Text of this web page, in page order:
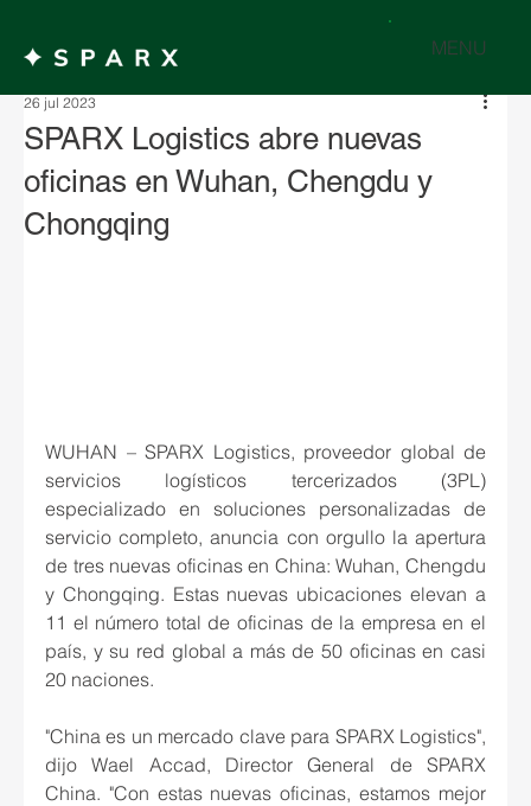
MENU
SPARX Logistics abre nuevas
oficinas en Wuhan, Chengdu y
Chongqing
26 jul 2023
WUHAN – SPARX Logistics, proveedor global de
servicios logísticos tercerizados (3PL)
especializado en soluciones personalizadas de
servicio completo, anuncia con orgullo la apertura
de tres nuevas oficinas en China: Wuhan, Chengdu
y Chongqing. Estas nuevas ubicaciones elevan a
11 el número total de oficinas de la empresa en el
país, y su red global a más de 50 oficinas en casi
20 naciones.
"China es un mercado clave para SPARX Logistics",
dijo Wael Accad, Director General de SPARX
China. "Con estas nuevas oficinas, estamos mejor